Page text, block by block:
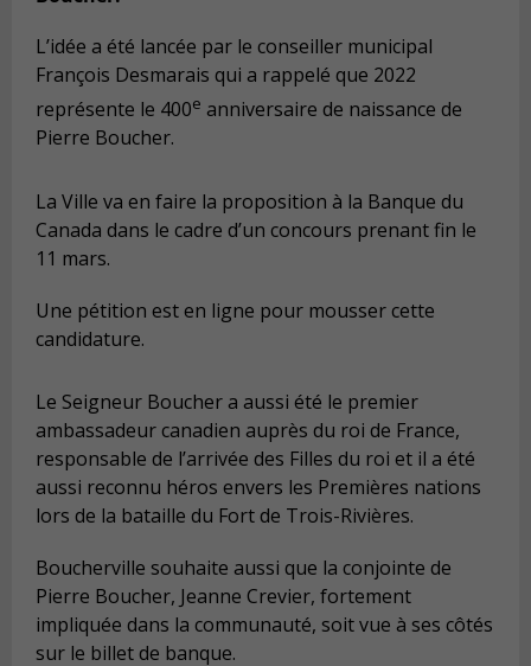
L’idée a été lancée par le conseiller municipal
François Desmarais qui a rappelé que 2022
représente le 400e anniversaire de naissance de
Pierre Boucher.
La Ville va en faire la proposition à la Banque du
Canada dans le cadre d’un concours prenant fin le
11 mars.
Une pétition est en ligne pour mousser cette
candidature.
Le Seigneur Boucher a aussi été le premier
ambassadeur canadien auprès du roi de France,
responsable de l’arrivée des Filles du roi et il a été
aussi reconnu héros envers les Premières nations
lors de la bataille du Fort de Trois-Rivières.
Boucherville souhaite aussi que la conjointe de
Pierre Boucher, Jeanne Crevier, fortement
impliquée dans la communauté, soit vue à ses côtés
sur le billet de banque.